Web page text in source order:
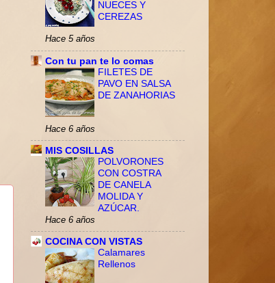
NUECES Y
CEREZAS
Hace 5 años
Con tu pan te lo comas
FILETES DE
PAVO EN SALSA
DE ZANAHORIAS
Hace 6 años
MIS COSILLAS
POLVORONES
CON COSTRA
DE CANELA
MOLIDA Y
AZÚCAR.
Hace 6 años
COCINA CON VISTAS
Calamares
Rellenos